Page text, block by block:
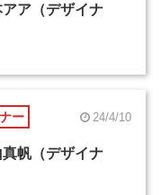
ア（デザイナ
ー 24/4/10
帆（デザイナ